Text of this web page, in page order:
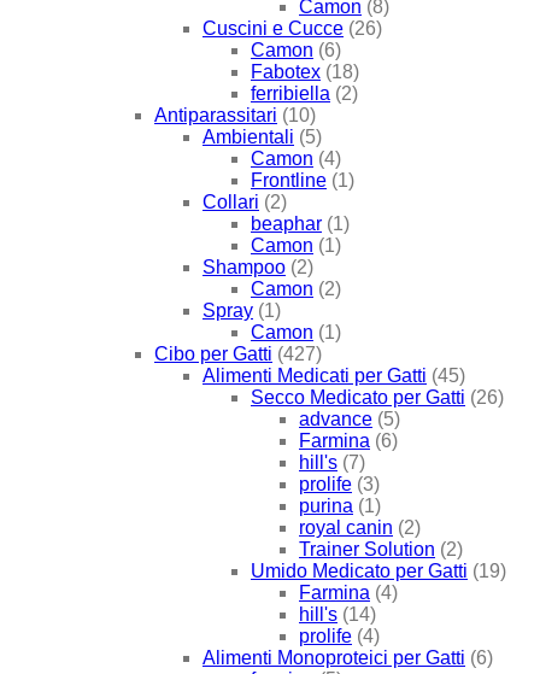
Camon (8)
Cuscini e Cucce (26)
Camon (6)
Fabotex (18)
ferribiella (2)
Antiparassitari (10)
Ambientali (5)
Camon (4)
Frontline (1)
Collari (2)
beaphar (1)
Camon (1)
Shampoo (2)
Camon (2)
Spray (1)
Camon (1)
Cibo per Gatti (427)
Alimenti Medicati per Gatti (45)
Secco Medicato per Gatti (26)
advance (5)
Farmina (6)
hill's (7)
prolife (3)
purina (1)
royal canin (2)
Trainer Solution (2)
Umido Medicato per Gatti (19)
Farmina (4)
hill's (14)
prolife (4)
Alimenti Monoproteici per Gatti (6)